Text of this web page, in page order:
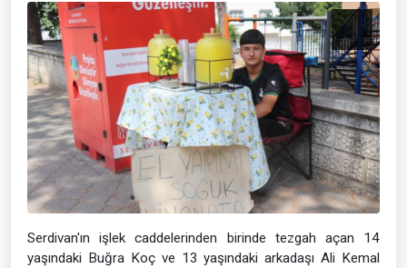
Serdivan'ın işlek caddelerinden birinde tezgah açan 14
yaşındaki Buğra Koç ve 13 yaşındaki arkadaşı Ali Kemal